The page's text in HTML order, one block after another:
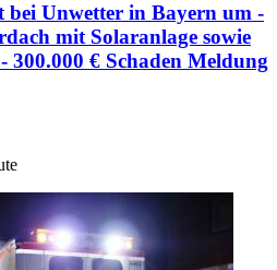
Unwetter in Bayern um -
mit Solaranlage sowie
300.000 € Schaden Meldung